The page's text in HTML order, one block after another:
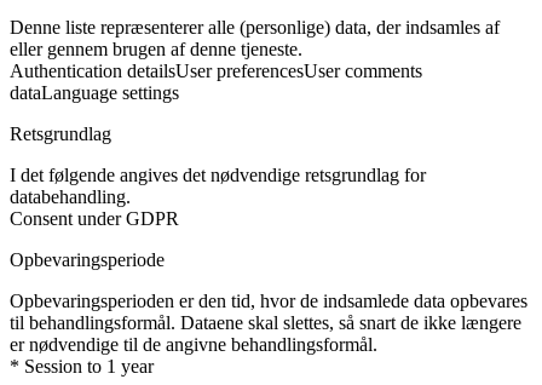
Denne liste repræsenterer alle (personlige) data, der indsamles af
eller gennem brugen af denne tjeneste.
Authentication detailsUser preferencesUser comments
dataLanguage settings
Retsgrundlag
I det følgende angives det nødvendige retsgrundlag for
databehandling.
Consent under GDPR
Opbevaringsperiode
Opbevaringsperioden er den tid, hvor de indsamlede data opbevares
til behandlingsformål. Dataene skal slettes, så snart de ikke længere
er nødvendige til de angivne behandlingsformål.
* Session to 1 year